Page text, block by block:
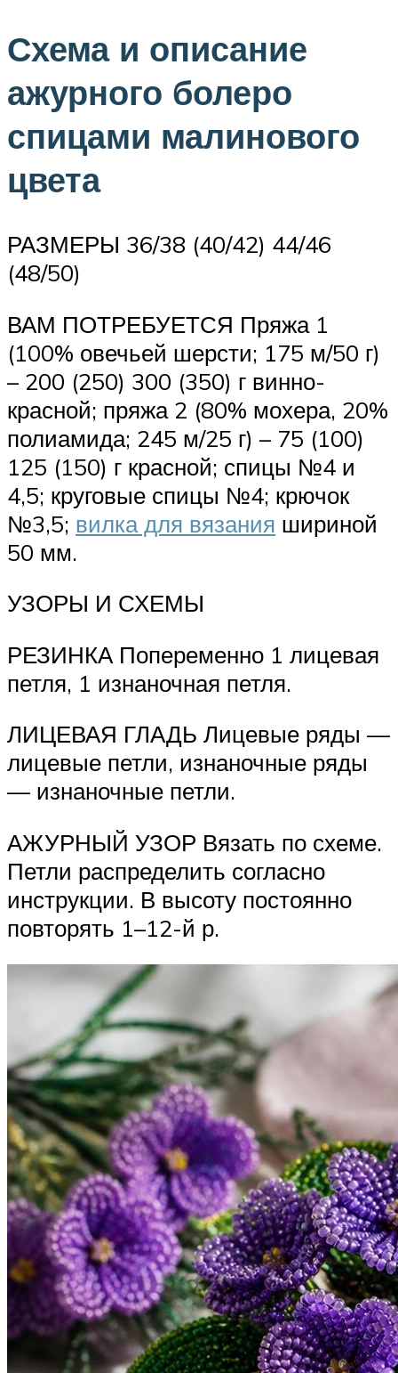
Схема и описание
ажурного болеро
спицами малинового
цвета
РАЗМЕРЫ 36/38 (40/42) 44/46
(48/50)
ВАМ ПОТРЕБУЕТСЯ Пряжа 1
(100% овечьей шерсти; 175 м/50 г)
– 200 (250) 300 (350) г винно-
красной; пряжа 2 (80% мохера, 20%
полиамида; 245 м/25 г) – 75 (100)
125 (150) г красной; спицы №4 и
4,5; круговые спицы №4; крючок
№3,5; вилка для вязания шириной
50 мм.
УЗОРЫ И СХЕМЫ
РЕЗИНКА Попеременно 1 лицевая
петля, 1 изнаночная петля.
ЛИЦЕВАЯ ГЛАДЬ Лицевые ряды —
лицевые петли, изнаночные ряды
— изнаночные петли.
АЖУРНЫЙ УЗОР Вязать по схеме.
Петли распределить согласно
инструкции. В высоту постоянно
повторять 1–12-й р.